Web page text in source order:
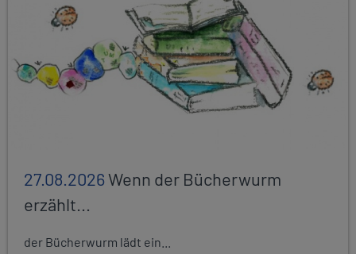
27.08.2026Wenn der Bücherwurm
erzählt...
der Bücherwurm lädt ein...